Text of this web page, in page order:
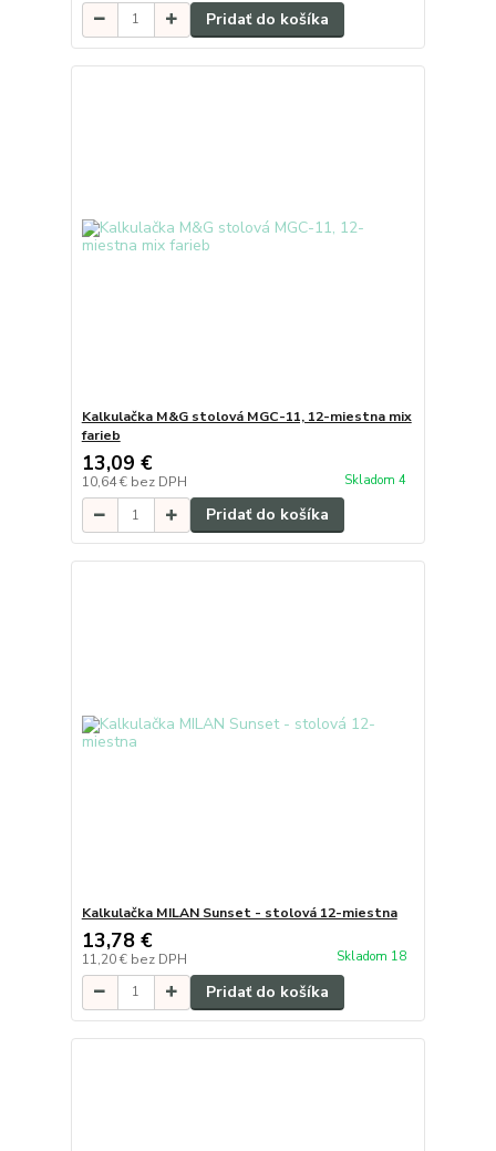
Pridať do košíka
Kalkulačka M&G stolová MGC-11, 12-miestna mix
farieb
13,09 €
10,64 € bez DPH Skladom 4
Pridať do košíka
Kalkulačka MILAN Sunset - stolová 12-miestna
13,78 €
11,20 € bez DPH Skladom 18
Pridať do košíka